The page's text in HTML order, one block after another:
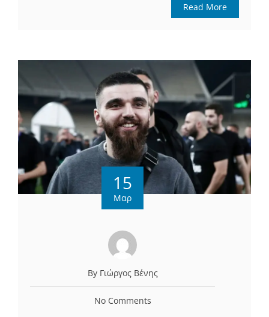
Read More
15
Μαρ
By Γιώργος Βένης
No Comments